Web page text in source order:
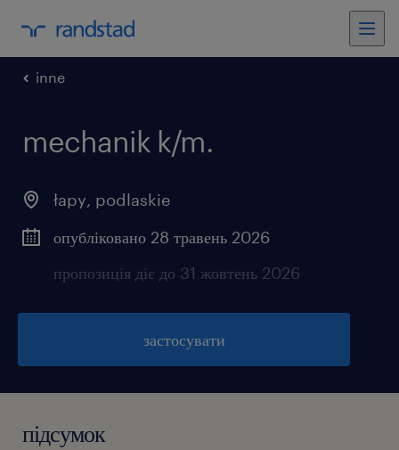
inne
mechanik k/m.
łapy, podlaskie
опубліковано 28 травень 2026
пропозиція діє до 31 жовтень 2026
застосувати
підсумок